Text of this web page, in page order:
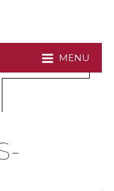
MENU